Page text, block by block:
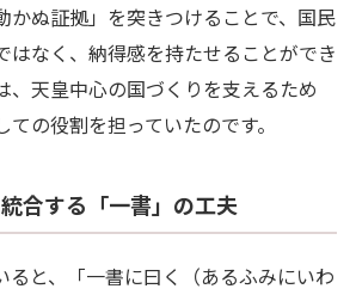
かぬ証拠」を突きつけることで、国民
はなく、納得感を持たせることができ
、天皇中心の国づくりを支えるため
の役割を担っていたのです。
合する「一書」の工夫
ると、「一書に曰く（あるふみにいわ